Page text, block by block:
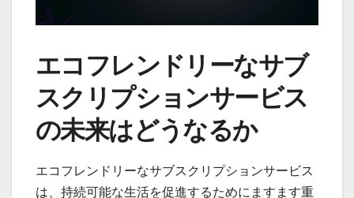
エコフレンドリーなサブ
スクリプションサービス
の未来はどうなるか
エコフレンドリーなサブスクリプションサービス
は、持続可能な生活を促進するためにますます重